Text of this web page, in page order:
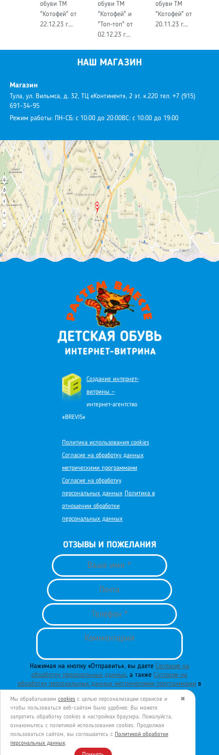
обуви ТМ
"Котофей" от
22.12.23 г.…
обуви ТМ
"Котофей" и
"Топ-топ" от
02.12.23 г.…
обуви ТМ
"Котофей" от
20.11.23 г.…
НАШ МАГАЗИН
Магазин
Тула, ул. Вильмса, д. 32, ТЦ «Континент», 2 эт. к.220 тел. +7 (915)
691-34-95
Режим работы: ПН-СБ: с 10:00 до 20:00ВС: с 10:00 до 19:00
Создание интернет-
витрины —
интернет-агентство
«BREVIS»
Политика использования cookies
Согласие на обработку данных
метрическими программами
Согласие на обработку
персональных данных
Политика в
отношении обработки
персональных данных
ОТЗЫВЫ И ПОЖЕЛАНИЯ
Нажимая на кнопку «Отправить», вы даете Согласие на
обработку персональных данных, а такжеСогласие на
обработку персональных данных метрическими программамив
Политики обработки персональных
данных.
ОТПРАВИТЬ
✖
Мы обрабатываем cookies с целью персонализации сервисов и
чтобы пользоваться веб-сайтом было удобнее. Вы можете
запретить обработку сookies в настройках браузера. Пожалуйста,
ознакомьтесь с политикой использования cookies. Продолжая
пользоваться сайтом, вы соглашаетесь с Политикой обработки
персональных данных.